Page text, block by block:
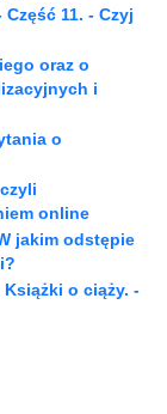
11. - Czyj
oraz o
i
o
online
jakim odstępie
o ciąży. -